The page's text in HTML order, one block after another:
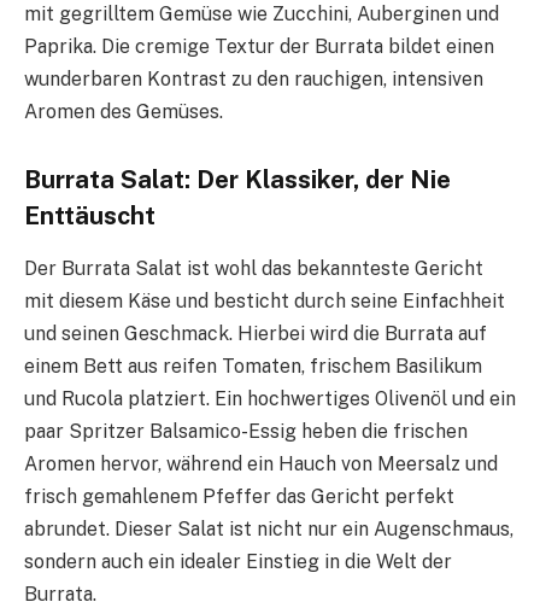
mit gegrilltem Gemüse wie Zucchini, Auberginen und
Paprika. Die cremige Textur der Burrata bildet einen
wunderbaren Kontrast zu den rauchigen, intensiven
Aromen des Gemüses.
Burrata Salat: Der Klassiker, der Nie
Enttäuscht
Der Burrata Salat ist wohl das bekannteste Gericht
mit diesem Käse und besticht durch seine Einfachheit
und seinen Geschmack. Hierbei wird die Burrata auf
einem Bett aus reifen Tomaten, frischem Basilikum
und Rucola platziert. Ein hochwertiges Olivenöl und ein
paar Spritzer Balsamico-Essig heben die frischen
Aromen hervor, während ein Hauch von Meersalz und
frisch gemahlenem Pfeffer das Gericht perfekt
abrundet. Dieser Salat ist nicht nur ein Augenschmaus,
sondern auch ein idealer Einstieg in die Welt der
Burrata.